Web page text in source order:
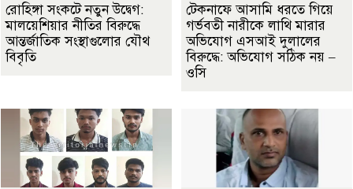
রোহিঙ্গা সংকটে নতুন উদ্বেগ:
মালয়েশিয়ার নীতির বিরুদ্ধে
আন্তর্জাতিক সংস্থাগুলোর যৌথ
বিবৃতি
টেকনাফে আসামি ধরতে গিয়ে
গর্ভবতী নারীকে লাথি মারার
অভিযোগ এসআই দুলালের
বিরুদ্ধে: অভিযোগ সঠিক নয় –
ওসি